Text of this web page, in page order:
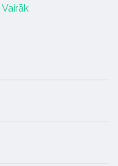
Vairāk